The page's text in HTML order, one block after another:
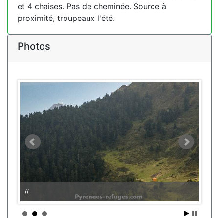
et 4 chaises. Pas de cheminée. Source à
proximité, troupeaux l'été.
Photos
//